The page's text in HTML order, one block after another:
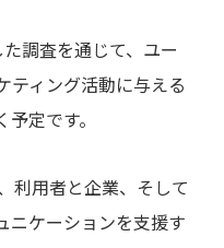
調査を通じて、ユー
ティング活動に与える
定です。
利用者と企業、そして
ニケーションを支援す